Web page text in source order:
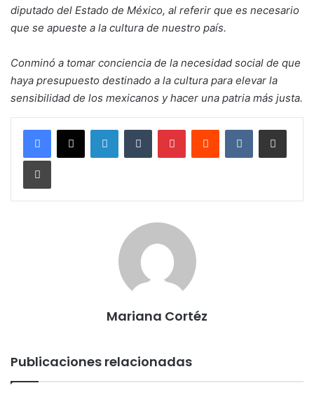
diputado del Estado de México, al referir que es necesario
que se apueste a la cultura de nuestro país.
Conminó a tomar conciencia de la necesidad social de que
haya presupuesto destinado a la cultura para elevar la
sensibilidad de los mexicanos y hacer una patria más justa.
LinkedInTumblr PinterestReddit VKontakteCompartir por
Imprimir
Mariana Cortéz
Publicaciones relacionadas